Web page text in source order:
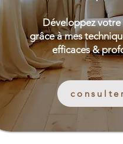
Développez
grâce à mes
efficaces &